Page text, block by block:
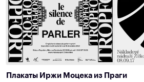
Плакаты Иржи Моцека из Праги